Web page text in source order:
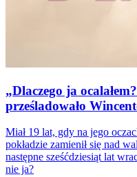
„Dlaczego ja
prześladowało
Miał 19 lat, gdy na jego
pokładzie zamienił się nad
następne sześćdziesiąt lat
nie ja?